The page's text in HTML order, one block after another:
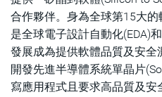
合作夥伴。身為全球第15大
是全球電子設計自動化(EDA)
發展成為提供軟體品質及安
開發先進半導體系統單晶片
寫應用程式且要求高品質及